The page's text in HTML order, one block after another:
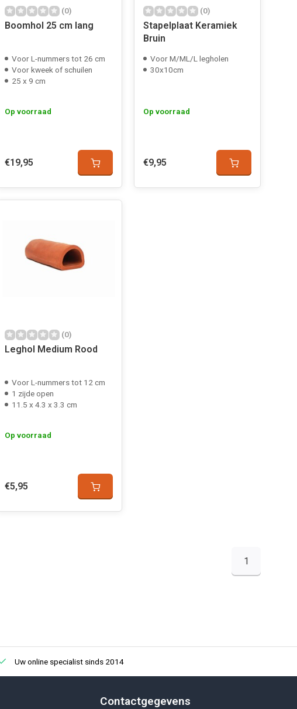
(0)
Boomhol 25 cm lang
Voor L-nummers tot 26 cm
Voor kweek of schuilen
25 x 9 cm
Op voorraad
€19,95
(0)
Stapelplaat Keramiek
Bruin
Voor M/ML/L legholen
30x10cm
Op voorraad
€9,95
(0)
Leghol Medium Rood
Voor L-nummers tot 12 cm
1 zijde open
11.5 x 4.3 x 3.3 cm
Op voorraad
€5,95
1
Uw online specialist sinds 2014
Contactgegevens